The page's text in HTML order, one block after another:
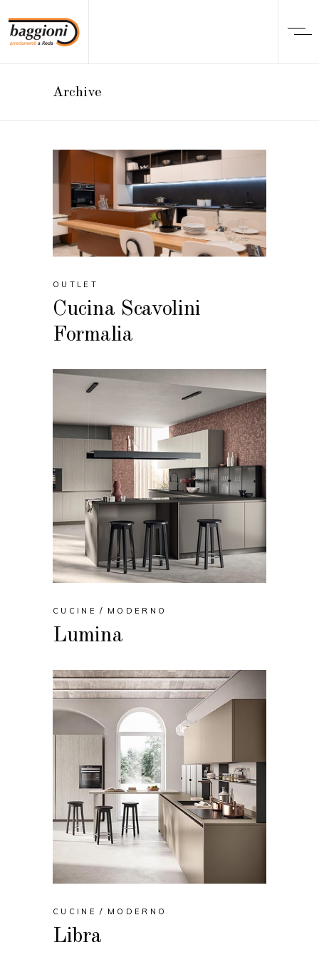
Archive
OUTLET
Cucina Scavolini
Formalia
CUCINE MODERNO
Lumina
CUCINE MODERNO
Libra